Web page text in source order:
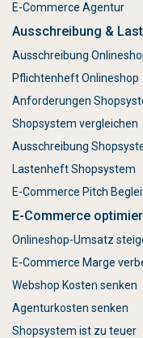
E-Commerce Agentur
Ausschreibung &
Ausschreibung
Pflichtenheft Onlineshop
Anforderungen
Shopsystem vergleichen
Ausschreibung
Lastenheft Shopsystem
E-Commerce Pitch
E-Commerce
Onlineshop-Umsatz
E-Commerce Marge
Webshop Kosten senken
Agenturkosten senken
Shopsystem ist zu teuer